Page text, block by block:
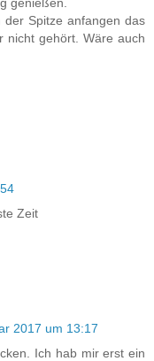
der Spitze anfangen das
nicht gehört. Wäre auch
Zeit
2017 um 13:17
Ich hab mir erst ein